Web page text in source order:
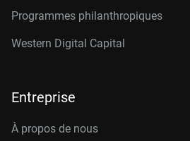
Programmes philanthropiques
Western Digital Capital
Entreprise
À propos de nous